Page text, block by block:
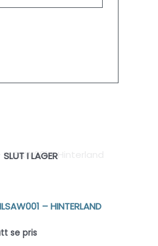
SLUT I LAGER
– HINTERLAND
se pris